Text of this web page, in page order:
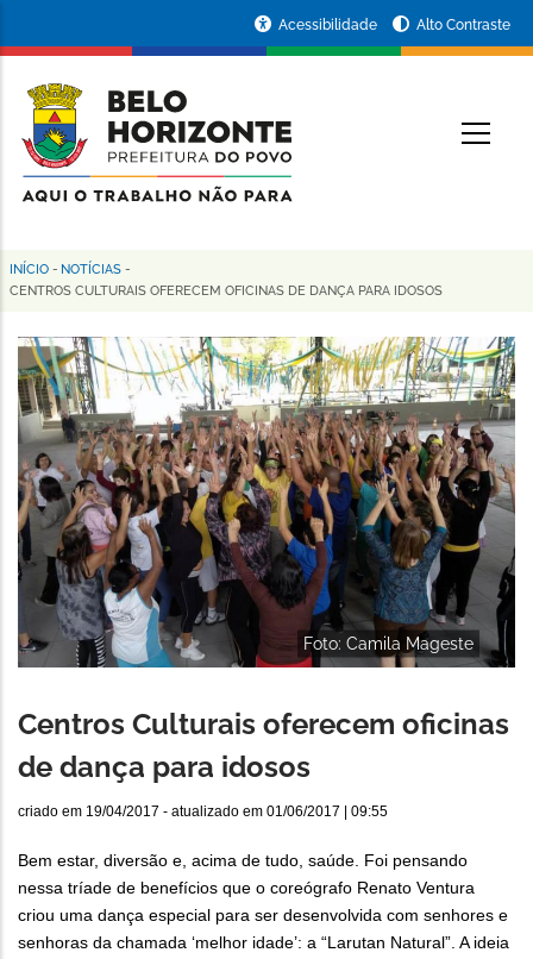
conteúdo
principal
da
Prefeitura
de
Horizonte
Acessibilidade Alto Contraste
Trilha
navegação
INÍCIO - NOTÍCIAS -
CENTROS CULTURAIS OFERECEM OFICINAS DE DANÇA PARA IDOSOS
Foto: Camila Mageste
Centros Culturais oferecem oficinas
de dança para idosos
criado em 19/04/2017 - atualizado em 01/06/2017 | 09:55
Bem estar, diversão e, acima de tudo, saúde. Foi pensando
nessa tríade de benefícios que o coreógrafo Renato Ventura
criou uma dança especial para ser desenvolvida com senhores e
senhoras da chamada ‘melhor idade’: a “Larutan Natural”. A ideia